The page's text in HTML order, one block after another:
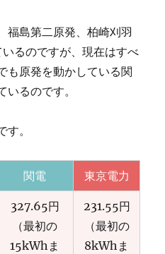
福島第二原発、柏崎刈羽
るのですが、現在はすべ
も原発を動かしている関
るのです。
。
関電 東京電力
327.65円
（最初の
15kWhま
231.55円
（最初の
8kWhま